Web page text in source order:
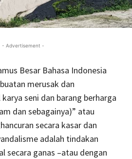
- Advertisement -
Besar Bahasa Indonesia
merusak dan
seni dan barang berharga
dan sebagainya)” atau
secara kasar dan
adalah tindakan
secara ganas –atau dengan